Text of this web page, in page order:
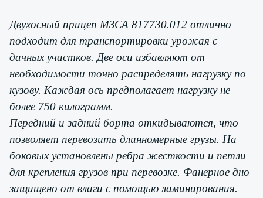
Двухосный прицеп МЗСА 817730.012 отлично
подходит для транспортировки урожая с
дачных участков. Две оси избавляют от
необходимости точно распределять нагрузку по
кузову. Каждая ось предполагает нагрузку не
более 750 килограмм.
Передний и задний борта откидываются, что
позволяет перевозить длинномерные грузы. На
боковых установлены ребра жесткости и петли
для крепления грузов при перевозке. Фанерное дно
защищено от влаги с помощью ламинирования.